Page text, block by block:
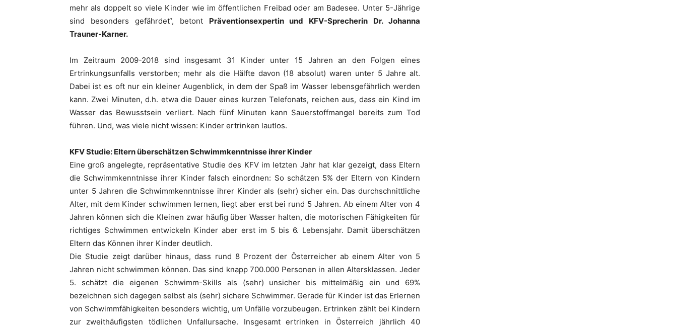
mehr als doppelt so viele Kinder wie im öffentlichen Freibad oder am Badesee. Unter 5-Jährige
sind besonders gefährdet“, betont Präventionsexpertin und KFV-Sprecherin Dr. Johanna
Trauner-Karner.
Im Zeitraum 2009-2018 sind insgesamt 31 Kinder unter 15 Jahren an den Folgen eines
Ertrinkungsunfalls verstorben; mehr als die Hälfte davon (18 absolut) waren unter 5 Jahre alt.
Dabei ist es oft nur ein kleiner Augenblick, in dem der Spaß im Wasser lebensgefährlich werden
kann. Zwei Minuten, d.h. etwa die Dauer eines kurzen Telefonats, reichen aus, dass ein Kind im
Wasser das Bewusstsein verliert. Nach fünf Minuten kann Sauerstoffmangel bereits zum Tod
führen. Und, was viele nicht wissen: Kinder ertrinken lautlos.
KFV Studie: Eltern überschätzen Schwimmkenntnisse ihrer Kinder
Eine groß angelegte, repräsentative Studie des KFV im letzten Jahr hat klar gezeigt, dass Eltern
die Schwimmkenntnisse ihrer Kinder falsch einordnen: So schätzen 5% der Eltern von Kindern
unter 5 Jahren die Schwimmkenntnisse ihrer Kinder als (sehr) sicher ein. Das durchschnittliche
Alter, mit dem Kinder schwimmen lernen, liegt aber erst bei rund 5 Jahren. Ab einem Alter von 4
Jahren können sich die Kleinen zwar häufig über Wasser halten, die motorischen Fähigkeiten für
richtiges Schwimmen entwickeln Kinder aber erst im 5 bis 6. Lebensjahr. Damit überschätzen
Eltern das Können ihrer Kinder deutlich.
Die Studie zeigt darüber hinaus, dass rund 8 Prozent der Österreicher ab einem Alter von 5
Jahren nicht schwimmen können. Das sind knapp 700.000 Personen in allen Altersklassen. Jeder
5. schätzt die eigenen Schwimm-Skills als (sehr) unsicher bis mittelmäßig ein und 69%
bezeichnen sich dagegen selbst als (sehr) sichere Schwimmer. Gerade für Kinder ist das Erlernen
von Schwimmfähigkeiten besonders wichtig, um Unfälle vorzubeugen. Ertrinken zählt bei Kindern
zur zweithäufigsten tödlichen Unfallursache. Insgesamt ertrinken in Österreich jährlich 40